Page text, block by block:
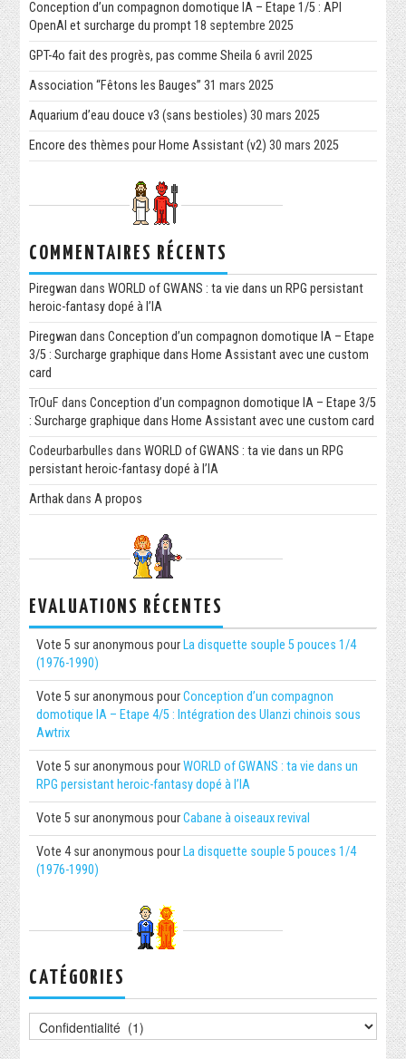
Conception d’un compagnon domotique IA – Etape 1/5 : API
OpenAI et surcharge du prompt 18 septembre 2025
GPT-4o fait des progrès, pas comme Sheila 6 avril 2025
Association “Fêtons les Bauges” 31 mars 2025
Aquarium d’eau douce v3 (sans bestioles) 30 mars 2025
Encore des thèmes pour Home Assistant (v2) 30 mars 2025
COMMENTAIRES RÉCENTS
Piregwan dansWORLD of GWANS : ta vie dans un RPG persistant
heroic-fantasy dopé à l’IA
Piregwan dansConception d’un compagnon domotique IA – Etape
3/5 : Surcharge graphique dans Home Assistant avec une custom
card
TrOuF dansConception d’un compagnon domotique IA – Etape 3/5
: Surcharge graphique dans Home Assistant avec une custom card
Codeurbarbulles dansWORLD of GWANS : ta vie dans un RPG
persistant heroic-fantasy dopé à l’IA
ArthakdansA propos
EVALUATIONS RÉCENTES
Vote5 suranonymous pour La disquette souple 5 pouces 1/4
(1976-1990)
Vote5 suranonymous pour Conception d’un compagnon
domotique IA – Etape 4/5 : Intégration des Ulanzi chinois sous
Awtrix
Vote5 suranonymous pour WORLD of GWANS : ta vie dans un
RPG persistant heroic-fantasy dopé à l’IA
Vote5 suranonymous pour Cabane à oiseaux revival
Vote4 suranonymous pour La disquette souple 5 pouces 1/4
(1976-1990)
CATÉGORIES